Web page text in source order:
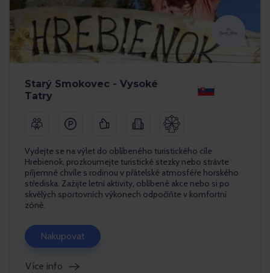
Starý Smokovec - Vysoké
Tatry
Vydejte se na výlet do oblíbeného turistického cíle
Hrebienok, prozkoumejte turistické stezky nebo strávte
příjemné chvíle s rodinou v přátelské atmosféře horského
střediska. Zažijte letní aktivity, oblíbené akce nebo si po
skvělých sportovních výkonech odpočiňte v komfortní
zóně.
Nakupovat
Více info